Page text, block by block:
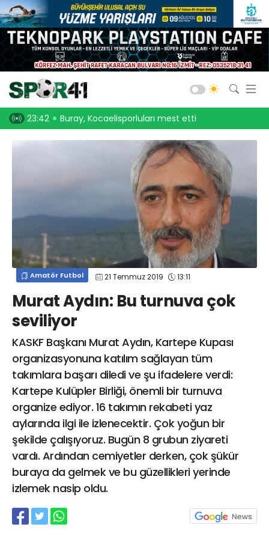
mest etti 23:30 Onurcan Piri: Kocaeli Stadı’nın atmosferini biliyorum
Amatör Futbol 21 Temmuz 2019 13:11
Murat Aydın: Bu turnuva çok
seviliyor
KASKF Başkanı Murat Aydın, Kartepe Kupası
organizasyonuna katılım sağlayan tüm
takımlara başarı diledi ve şu ifadelere verdi:
Kartepe Kulüpler Birliği, önemli bir turnuva
organize ediyor. 16 takımın rekabeti yaz
aylarında ilgi ile izlenecektir. Çok yoğun bir
şekilde çalışıyoruz. Bugün 8 grubun ziyareti
vardı. Ardından cemiyetler derken, çok şükür
buraya da gelmek ve bu güzellikleri yerinde
izlemek nasip oldu.
Kocaelispor
Gölcük
Bld. Derince
Darıca GB.
Salon Sporları
Okul Sporları
Web TV Galeri Yazarlar
info@spor41.com